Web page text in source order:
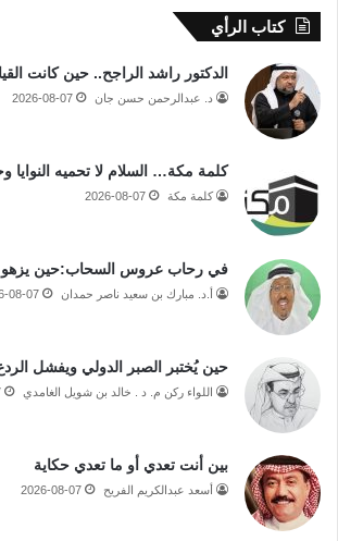
كتاب الرأي
الدكتور راشد الراجح.. حين كانت
د. عبدالرحمن حسن جان 2026-08-07
كلمة مكة… السلام لا تحميه النوايا
كلمة مكة 2026-08-07
في رحاب عروس السحاب:حين يزهو
أ.د. مبارك بن سعيد ناصر حمدان 08-07
حين يُختبر الصبر الدولي ويفشل
اللواء ركن م. د . خالد بن شويل الغامدي
بين أنت تعدي أو ما تعدي حكاية
أسعد عبدالكريم الفريح 2026-08-07